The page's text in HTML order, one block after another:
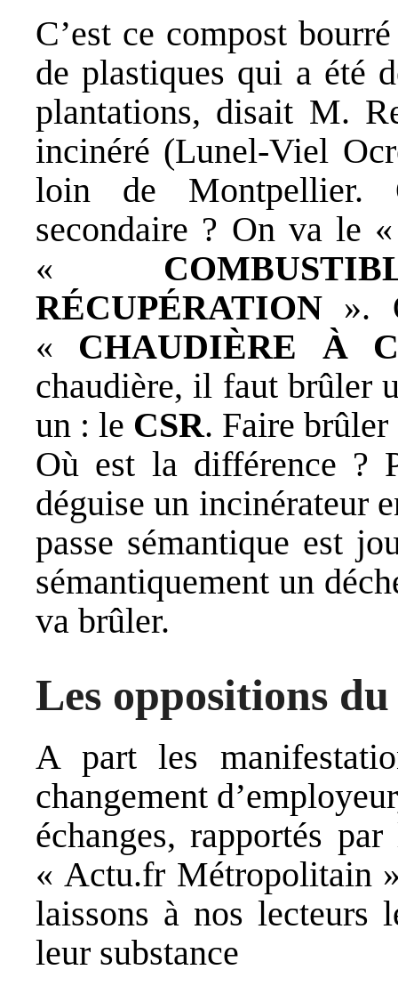
C’est ce compost
de plastiques qui a été
plantations, disait M.
incinéré (Lunel-Viel
loin de Montpellier.
secondaire ? On va le
«
RÉCUPÉRATION ».
« CHAUDIÈRE À
chaudière, il faut brûler
un : le CSR. Faire
Où est la différence ?
déguise un incinérateur
passe sémantique est
sémantiquement un
va brûler.
Les oppositions
A part les
changement
échanges, rapportés
« Actu.fr Métropolitain
laissons à nos lecteurs
leur substance